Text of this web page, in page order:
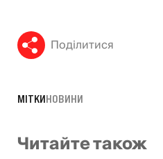
Поділитися
МІТКИНОВИНИ
Читайте також